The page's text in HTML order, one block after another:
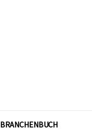
BRANCHENBUCH